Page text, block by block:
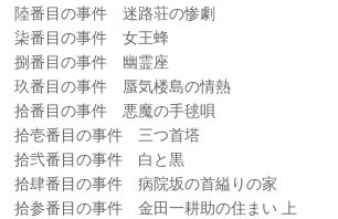
陸番目の事件 迷路荘の惨劇
柒番目の事件 女王蜂
捌番目の事件 幽霊座
玖番目の事件 蜃気楼島の情熱
拾番目の事件 悪魔の手毬唄
拾壱番目の事件 三つ首塔
拾弐番目の事件 白と黒
拾肆番目の事件 病院坂の首縊りの家
拾参番目の事件 金田一耕助の住まい 上